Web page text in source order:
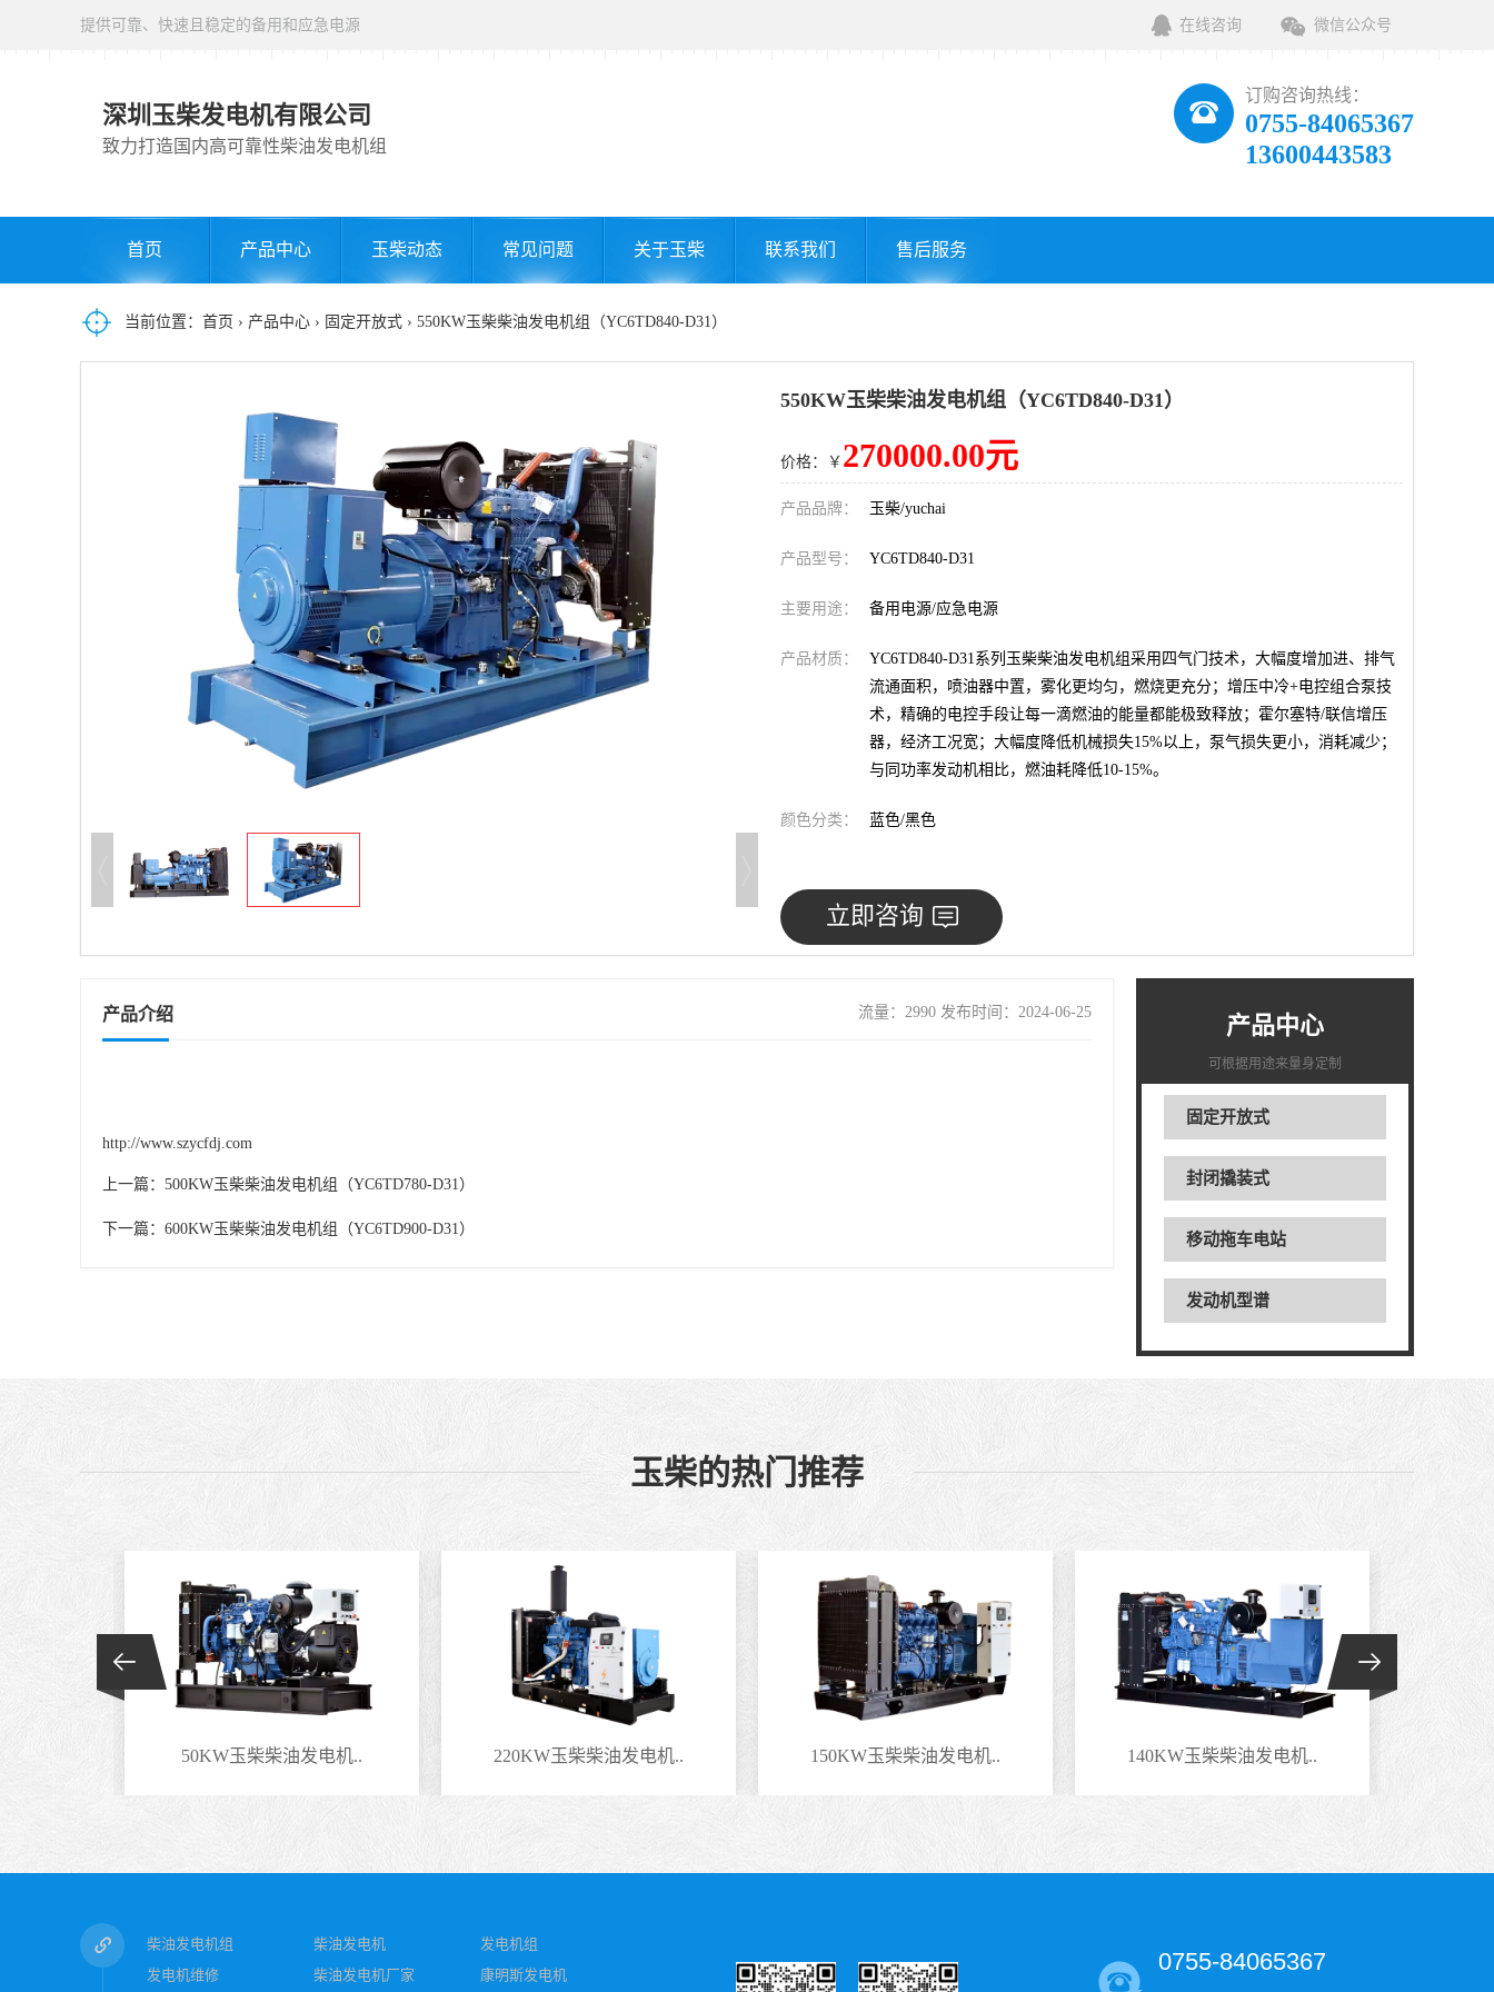
提供可靠、快速且稳定的备用和应急电源 在线咨询 微信公众号
深圳玉柴发电机有限公司
致力打造国内高可靠性柴油发电机组
订购咨询热线：
0755-84065367
13600443583
首页 产品中心 玉柴动态 常见问题 关于玉柴 联系我们 售后服务
当前位置： 首页 › 产品中心 › 固定开放式 › 550KW玉柴柴油发电机组（YC6TD840-D31）
550KW玉柴柴油发电机组（YC6TD840-D31）
价格：￥ 270000.00元
产品品牌： 玉柴/yuchai
产品型号： YC6TD840-D31
主要用途： 备用电源/应急电源
产品材质：
YC6TD840-D31系列玉柴柴油发电机组采用四气门技术，大幅度增加进、排气
流通面积，喷油器中置，雾化更均匀，燃烧更充分；增压中冷+电控组合泵技
术，精确的电控手段让每一滴燃油的能量都能极致释放；霍尔塞特/联信增压
器，经济工况宽；大幅度降低机械损失15%以上，泵气损失更小，消耗减少；
与同功率发动机相比，燃油耗降低10-15%。
颜色分类： 蓝色/黑色
立即咨询
产品中心
可根据用途来量身定制
固定开放式
封闭撬装式
移动拖车电站
发动机型谱
产品介绍 流量：2990 发布时间：2024-06-25
http://www.szycfdj.com
上一篇： 500KW玉柴柴油发电机组（YC6TD780-D31）
下一篇： 600KW玉柴柴油发电机组（YC6TD900-D31）
玉柴的热门推荐
50KW玉柴柴油发电机.. 220KW玉柴柴油发电机.. 150KW玉柴柴油发电机.. 140KW玉柴柴油发电机..
柴油发电机组 柴油发电机
发电机组
发电机维修
柴油发电机厂家 康明斯发电机 0755-84065367